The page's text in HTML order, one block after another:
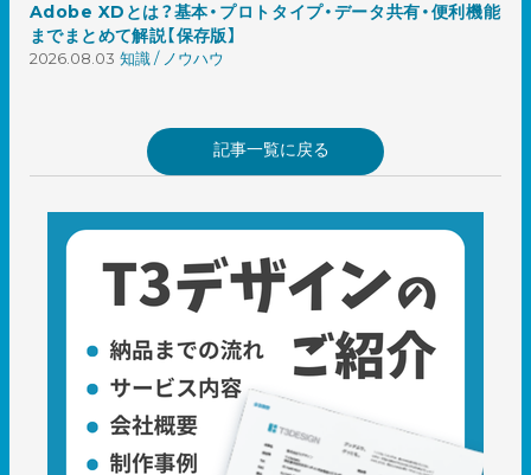
Adobe XDとは？基本・プロトタイプ・データ共有・便利機能
までまとめて解説【保存版】
2026.08.03 知識 / ノウハウ
記事一覧に戻る